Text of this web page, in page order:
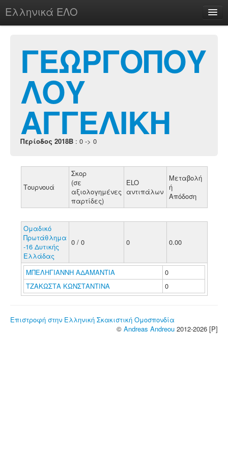
Ελληνικά ΕΛΟ
chesstu.be @ discord
Login
ΓΕΩΡΓΟΠΟΥ
ΛΟΥ
ΑΓΓΕΛΙΚΗ
Περίοδος 2018B : 0 -> 0
Τουρνουά
Σκορ
(σε
αξιολογημένες
παρτίδες)
ELO
αντιπάλων
Μεταβολή
ή
Απόδοση
Ομαδικό
Πρωτάθλημα
-16 Δυτικής
Ελλάδας
0 / 0 0 0.00
ΜΠΕΛΗΓΙΑΝΝΗ ΑΔΑΜΑΝΤΙΑ
0
ΤΖΑΚΩΣΤΑ ΚΩΝΣΤΑΝΤΙΝΑ
0
Επιστροφή στην Ελληνική Σκακιστική Ομοσπονδία
© Andreas Andreou 2012-2026 [P]